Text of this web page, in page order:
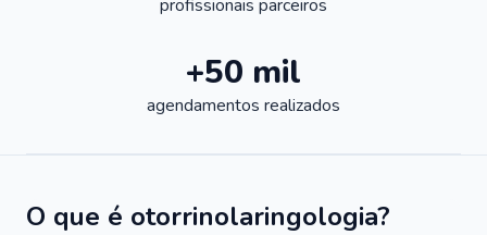
profissionais parceiros
+50 mil
agendamentos realizados
O que é otorrinolaringologia?